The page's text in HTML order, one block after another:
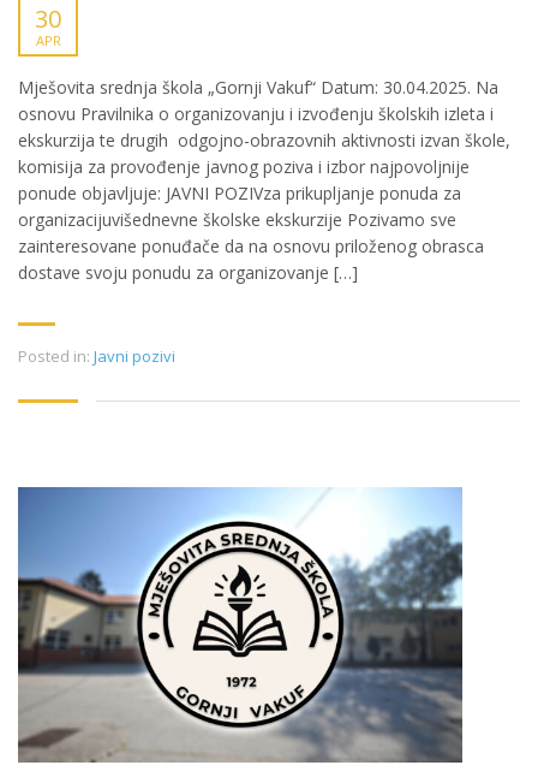
30
APR
Mješovita srednja škola „Gornji Vakuf“ Datum: 30.04.2025. Na
osnovu Pravilnika o organizovanju i izvođenju školskih izleta i
ekskurzija te drugih odgojno-obrazovnih aktivnosti izvan škole,
komisija za provođenje javnog poziva i izbor najpovoljnije
ponude objavljuje: JAVNI POZIVza prikupljanje ponuda za
organizacijuvišednevne školske ekskurzije Pozivamo sve
zainteresovane ponuđače da na osnovu priloženog obrasca
dostave svoju ponudu za organizovanje […]
Posted in: Javni pozivi